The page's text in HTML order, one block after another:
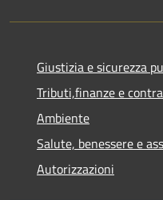
Giustizia e sicurezza
Tributi,finanze e
Ambiente
Salute, benessere e
Autorizzazioni